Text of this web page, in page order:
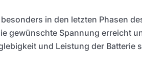
in den letzten Phasen
gewünschte Spannung erreicht
und Leistung der Batterie